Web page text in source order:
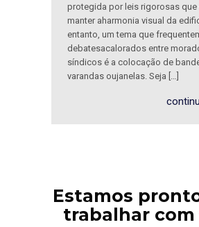
protegida por leis rigorosas que
manter aharmonia visual da
entanto, um tema que
debatesacalorados entre
síndicos é a colocação de
varandas oujanelas. Seja […]
Estamos
trabalhar com